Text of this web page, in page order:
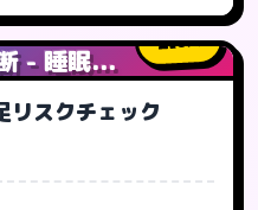
- 睡眠...
0人
リスクチェック